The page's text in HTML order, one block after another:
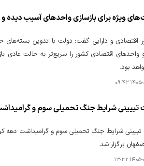
ویژه برای بازسازی واحدهای آسیب‌ دیده
اقتصادی و دارایی گفت: دولت با تدوین
واحدهای اقتصادی کشور را سریع‌تر به حالت عادی
بود.
۰۹:۴۲
شرایط جنگ تحمیلی سوم و
شرایط جنگ تحمیلی سوم و گرامیداشت دهه
برگزار شد.
۰۹ ۱۳:۳۲